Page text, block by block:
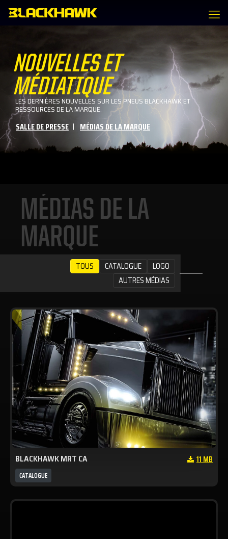
NOUVELLES ET
MÉDIATIQUE
LES DERNIÈRES NOUVELLES SUR LES PNEUS BLACKHAWK ET
RESSOURCES DE LA MARQUE.
SALLE DE PRESSE MÉDIAS DE LA MARQUE
MÉDIAS DE LA
MARQUE
TOUS CATALOGUE
LOGO
AUTRES MÉDIAS
BLACKHAWK MRT CA 11 MB
CATALOGUE